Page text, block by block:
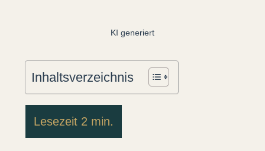
KI generiert
Inhaltsverzeichnis